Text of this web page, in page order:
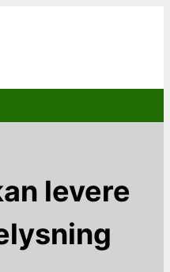
levere